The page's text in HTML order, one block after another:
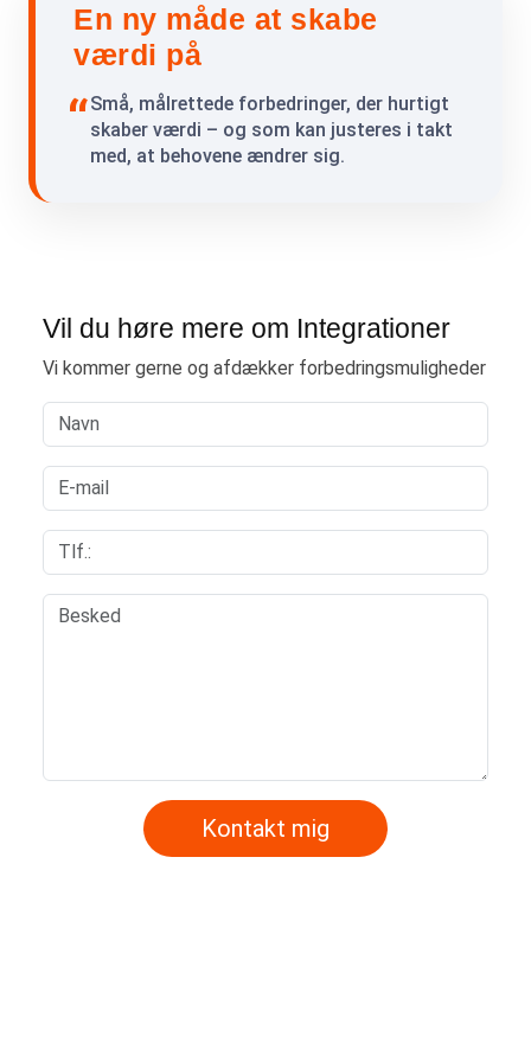
En ny måde at skabe
værdi på
Små, målrettede forbedringer, der hurtigt
skaber værdi – og som kan justeres i takt
med, at behovene ændrer sig.
Vil du høre mere om Integrationer
Vi kommer gerne og afdækker forbedringsmuligheder
Kontakt mig